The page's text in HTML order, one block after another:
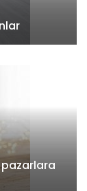
pazarlara